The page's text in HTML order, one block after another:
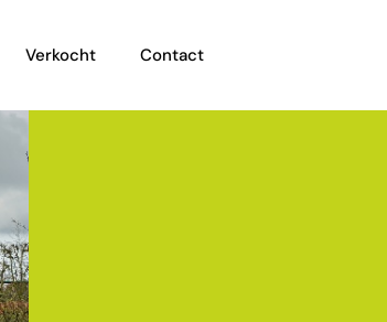
Verkocht Contact